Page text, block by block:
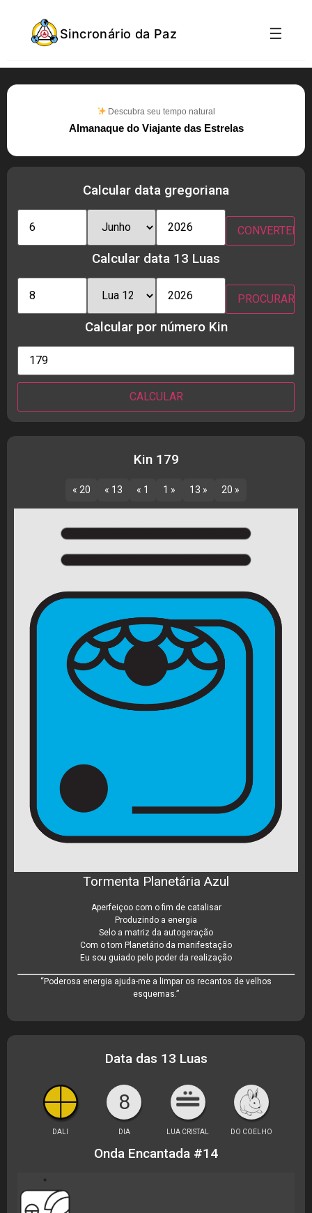
Sincronário da Paz ☰
Descubra seu tempo natural
Almanaque do Viajante das Estrelas
Calcular data gregoriana
Calcular data 13 Luas
Calcular por número Kin
Kin 179
« 20 « 13 « 1 1 » 13 » 20 »
Tormenta Planetária Azul
Aperfeiçoo com o fim de catalisar
Produzindo a energia
Selo a matriz da autogeração
Com o tom Planetário da manifestação
Eu sou guiado pelo poder da realização
“Poderosa energia ajuda-me a limpar os recantos de velhos
esquemas.”
Data das 13 Luas
8
DALI DIA LUA CRISTAL DO COELHO
Onda Encantada #14